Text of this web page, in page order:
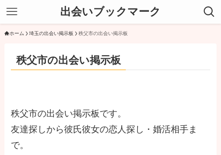
出会いブックマーク
ホーム 埼玉の出会い掲示板 秩父市の出会い掲示板
秩父市の出会い掲示板
秩父市の出会い掲示板です。
友達探しから彼氏彼女の恋人探し・婚活相手ま
で。